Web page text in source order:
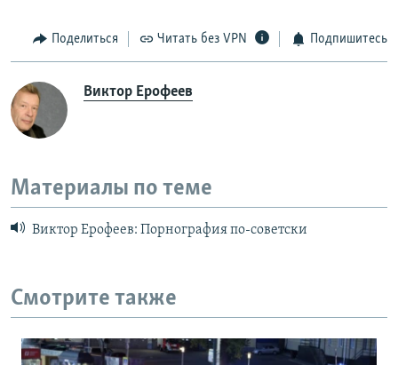
Поделиться Читать без VPN Подпишитесь
Виктор Ерофеев
Материалы по теме
Виктор Ерофеев: Порнография по-советски
Смотрите также